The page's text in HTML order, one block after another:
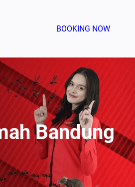
BOOKING NOW
Bandung